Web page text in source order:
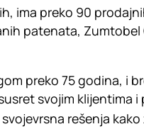
ima preko 90
patenata,
preko 75 godina, i
svojim
rešenja